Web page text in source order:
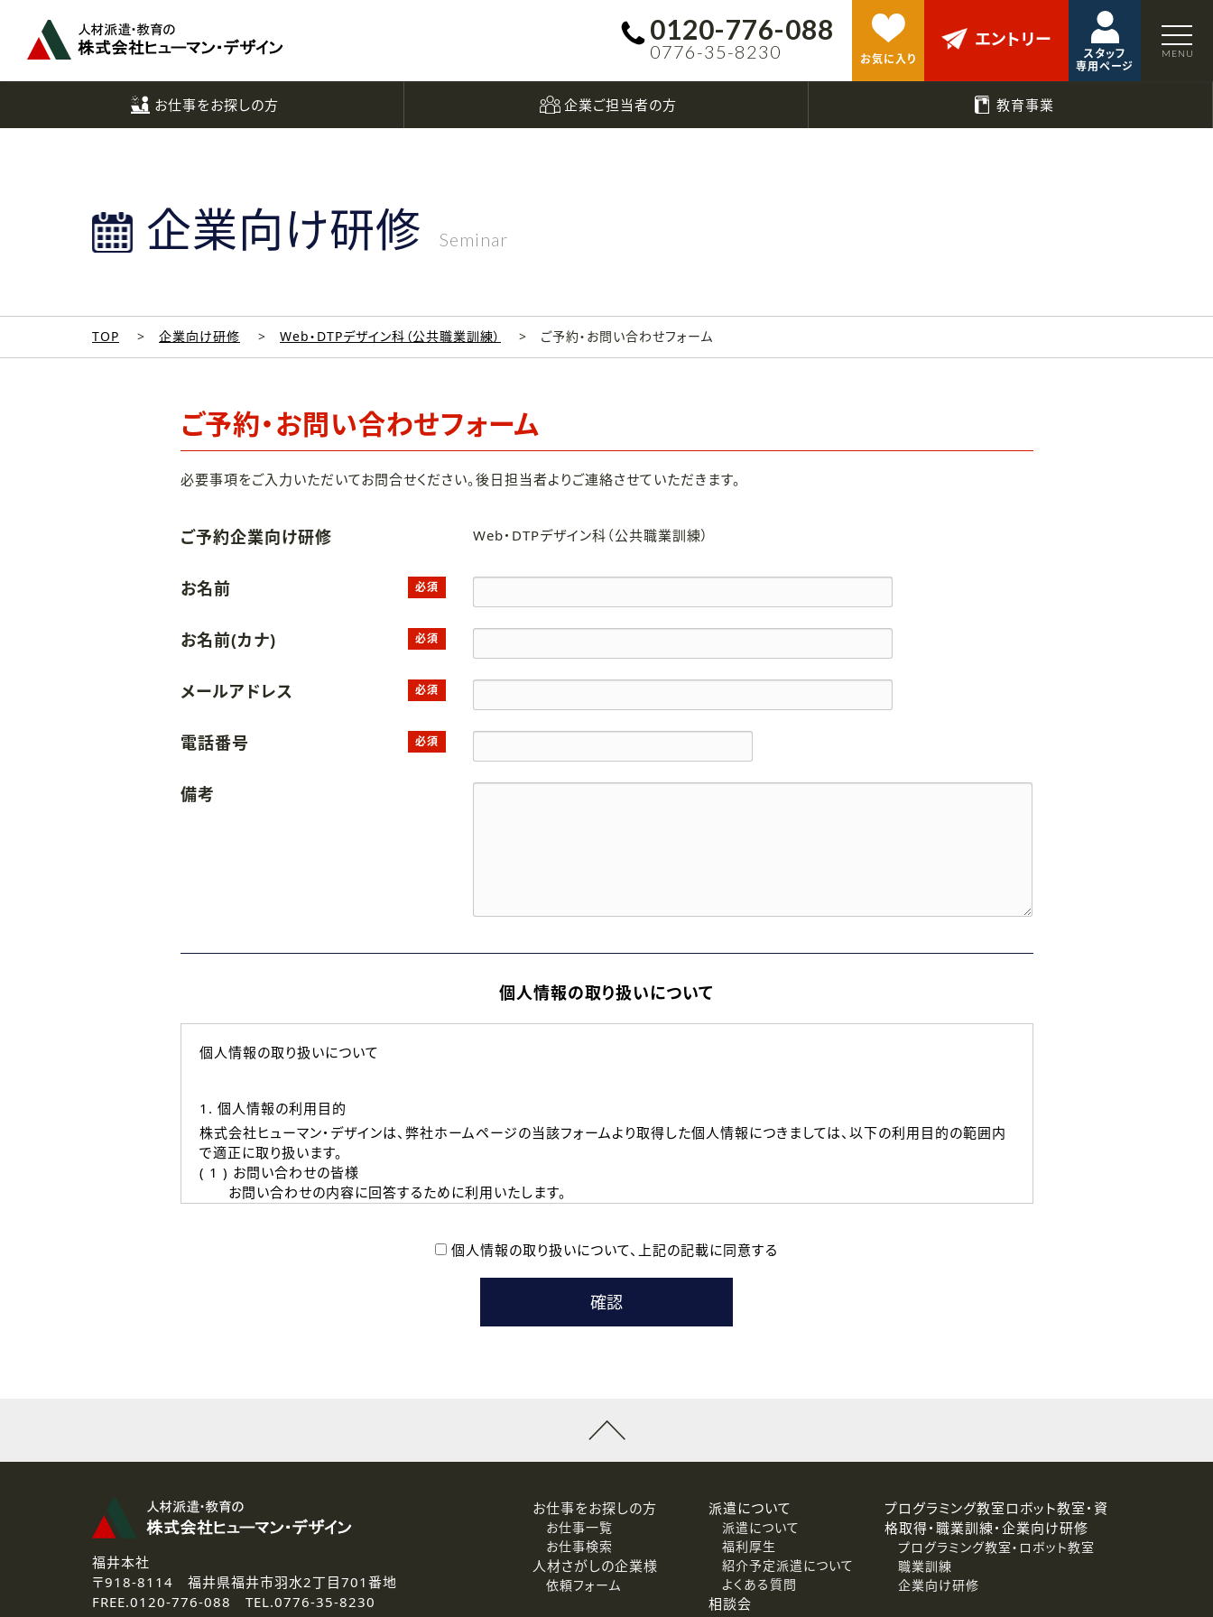
0120-776-088
0776-35-8230 お気に入り
エントリー
スタッフ
専用ページ
お仕事をお探しの方 企業ご担当者の方 教育事業
企業向け研修 Seminar
TOP 企業向け研修 Web・DTPデザイン科（公共職業訓練） ご予約・お問い合わせフォーム
ご予約・お問い合わせフォーム
必要事項をご入力いただいてお問合せください。後日担当者よりご連絡させていただきます。
ご予約企業向け研修 Web・DTPデザイン科（公共職業訓練）
お名前 必須
お名前(カナ) 必須
メールアドレス 必須
電話番号 必須
備考
個人情報の取り扱いについて
個人情報の取り扱いについて
1. 個人情報の利用目的
株式会社ヒューマン・デザインは、弊社ホームページの当該フォームより取得した個人情報につきましては、以下の利用目的の範囲内
で適正に取り扱います。
( 1 ) お問い合わせの皆様
お問い合わせの内容に回答するために利用いたします。
本登録に関するご連絡および本登録時の参考情報として利用いたします。
なお、ご連絡手段は、電話・Ｅメールのいずれかの方法といたします。
3.個人情報の取り扱いの委託
弊社の定める個人情報保護の評価基準を満たした委託先に、個人情報を委託する場合があります。
4.個人情報の開示等について
ご提供いただいた個人情報の開示等（利用目的の通知、開示、訂正、追加または削除、利用の停止、消去および第三者への提供停止）
個人情報の取り扱いについて、 上記の記載に同意する
へ
福井本社
〒918-8114 福井県福井市羽水2丁目701番地
FREE.0120-776-088 TEL.0776-35-8230
お仕事をお探しの方
お仕事一覧
お仕事検索
人材さがしの企業様
依頼フォーム
派遣について
派遣について
福利厚生
紹介予定派遣について
よくある質問
相談会
プログラミング教室ロボット教室・資
格取得・職業訓練・企業向け研修
プログラミング教室・ロボット教室
職業訓練
企業向け研修